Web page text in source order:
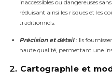
inaccessibles ou dangereuses
réduisant ainsi les risques et les
traditionnels.
Précision et détail: Ils
haute qualité, permettant une
2. Cartographie et